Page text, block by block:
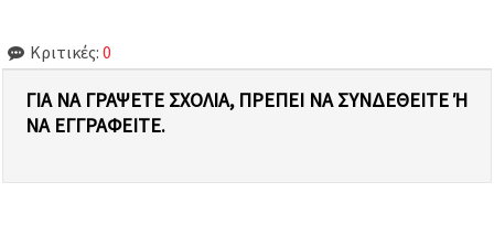
Κριτικές: 0
ΓΙΑ ΝΑ ΓΡΆΨΕΤΕ ΣΧΌΛΙΑ, ΠΡΈΠΕΙ ΝΑ ΣΥΝΔΕΘΕΊΤΕ Ή Ν
Α ΕΓΓΡΑΦΕΊΤΕ.